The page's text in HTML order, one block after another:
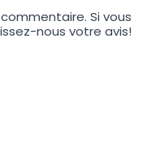
Si vous
nous votre avis!